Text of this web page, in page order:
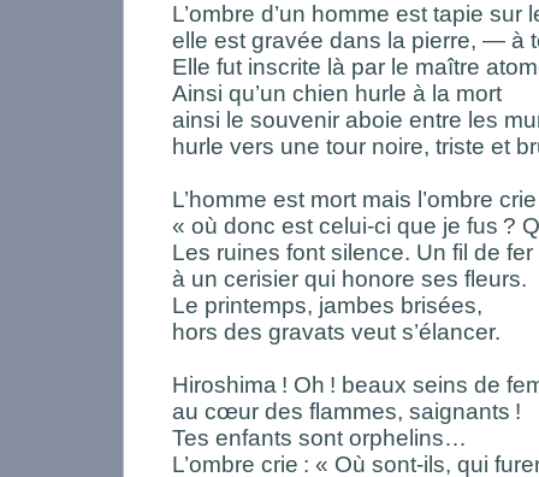
L’ombre d’un homme est tapie sur
elle est gravée dans la pierre, — à
Elle fut inscrite là par le maître
Ainsi qu’un chien hurle à la mort
ainsi le souvenir aboie entre les
hurle vers une tour noire, triste et
L’homme est mort mais l’ombre crie
« où donc est celui-ci que je fus ?
Les ruines font silence. Un fil de fer
à un cerisier qui honore ses fleurs.
Le printemps, jambes brisées,
hors des gravats veut s’élancer.
Hiroshima ! Oh ! beaux seins de
au cœur des flammes, saignants !
Tes enfants sont orphelins…
L’ombre crie : « Où sont-ils, qui